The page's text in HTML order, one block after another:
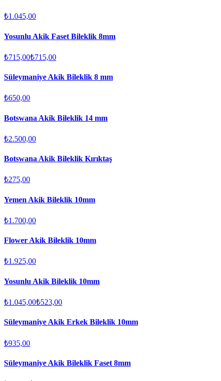
₺1.045,00
Yosunlu Akik Faset Bileklik 8mm
₺715,00₺715,00
Süleymaniye Akik Bileklik 8 mm
₺650,00
Botswana Akik Bileklik 14 mm
₺2.500,00
Botswana Akik Bileklik Kırıktaş
₺275,00
Yemen Akik Bileklik 10mm
₺1.700,00
Flower Akik Bileklik 10mm
₺1.925,00
Yosunlu Akik Bileklik 10mm
₺1.045,00₺523,00
Süleymaniye Akik Erkek Bileklik 10mm
₺935,00
Süleymaniye Akik Bileklik Faset 8mm